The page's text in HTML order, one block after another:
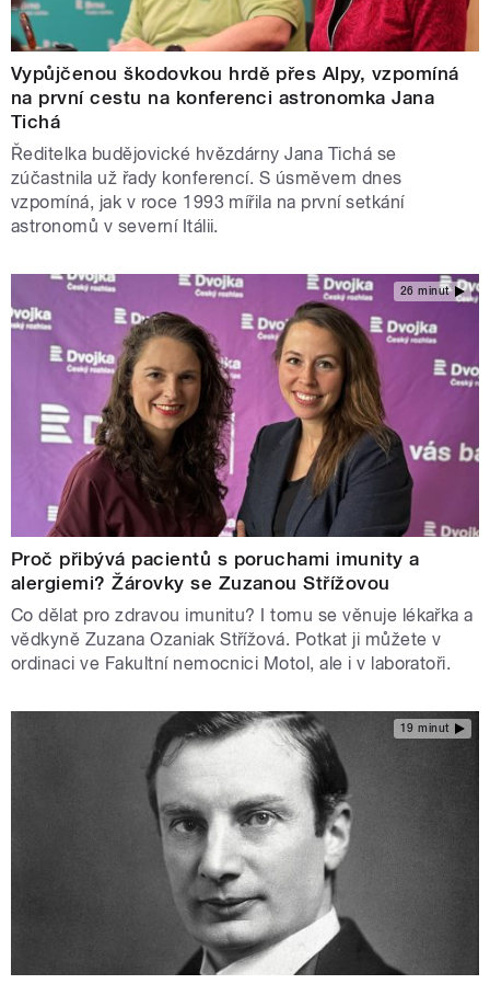
Vypůjčenou škodovkou hrdě přes Alpy, vzpomíná
na první cestu na konferenci astronomka Jana
Tichá
Ředitelka budějovické hvězdárny Jana Tichá se
zúčastnila už řady konferencí. S úsměvem dnes
vzpomíná, jak v roce 1993 mířila na první setkání
astronomů v severní Itálii.
26 minut
Proč přibývá pacientů s poruchami imunity a
alergiemi? Žárovky se Zuzanou Střížovou
Co dělat pro zdravou imunitu? I tomu se věnuje lékařka a
vědkyně Zuzana Ozaniak Střížová. Potkat ji můžete v
ordinaci ve Fakultní nemocnici Motol, ale i v laboratoři.
19 minut